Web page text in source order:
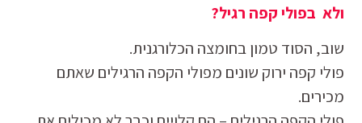
ולא בפולי קפה רגיל?
שוב, הסוד טמון בחומצה הכלורגנית.
פולי קפה ירוק שונים מפולי הקפה הרגילים שאתם
מכירים.